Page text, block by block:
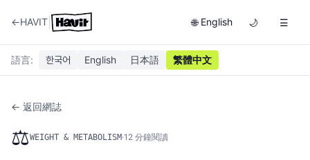
←HAVIT 🌐 English 🌙 ☰
語言: 한국어 English 日本語 繁體中文
← 返回網誌
⚖️WEIGHT & METABOLISM·12 分鐘閱讀